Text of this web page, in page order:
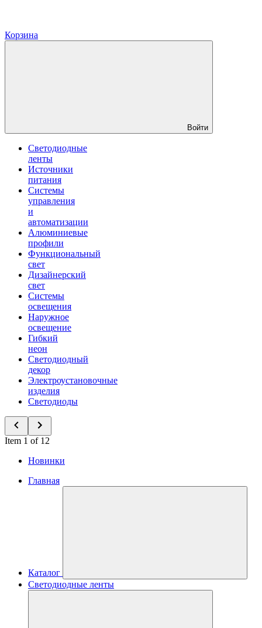
Корзина
Войти
Светодиодные
ленты
Источники
питания
Системы
управления
и
автоматизации
Алюминиевые
профили
Функциональный
свет
Дизайнерский
свет
Системы
освещения
Наружное
освещение
Гибкий
неон
Светодиодный
декор
Электроустановочные
изделия
Светодиоды
Item 1 of 12
Новинки
Главная
Каталог
Светодиодные ленты